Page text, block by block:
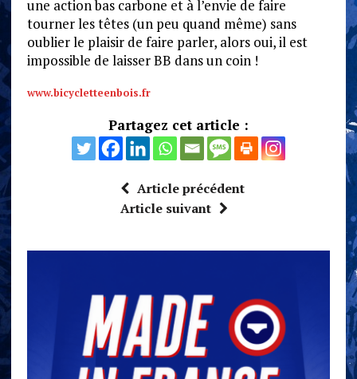
une action bas carbone et à l’envie de faire
tourner les têtes (un peu quand même) sans
oublier le plaisir de faire parler, alors oui, il est
impossible de laisser BB dans un coin !
www.bicycletteenbois.fr
Partagez cet article :
Article précédent
Article suivant